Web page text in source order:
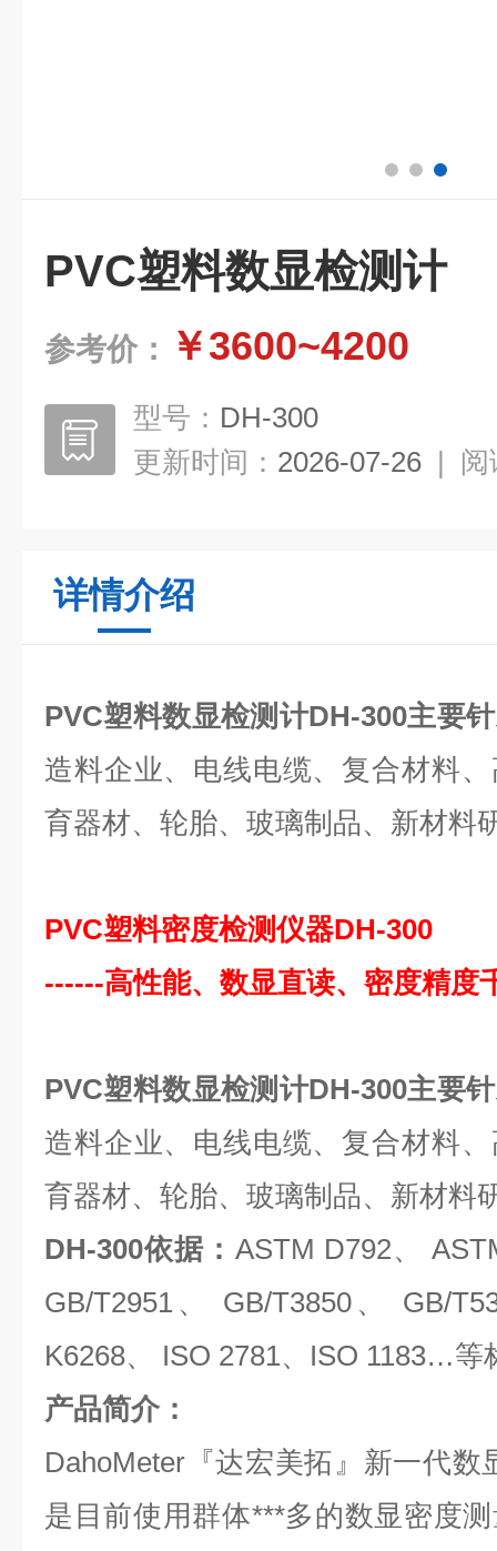
PVC塑料数显检测计
参考价： ￥3600~4200
型号： DH-300
更新时间： 2026-07-26 | 阅
详情介绍
PVC塑料数显检测计DH-300主要
造料企业、电线电缆、复合材料
育器材、轮胎、玻璃制品、新材料
PVC塑料密度检测仪器DH-300
------高性能、数显直读、密度精度
PVC塑料数显检测计DH-300主要
造料企业、电线电缆、复合材料
育器材、轮胎、玻璃制品、新材料
DH-300依据： ASTM D792、
GB/T2951、 GB/T3850、 GB/
K6268、 ISO 2781、ISO 1183…等
产品简介：
DahoMeter『达宏美拓』新一代数
是目前使用群体***多的数显密度